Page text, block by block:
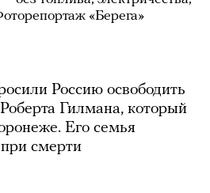
«Берега»
Россию освободить
Гилмана, который
Его семья
при смерти